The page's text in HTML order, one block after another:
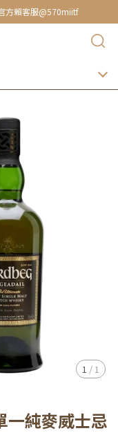
方賴客服@570miitf
1 / 1
純麥威士忌